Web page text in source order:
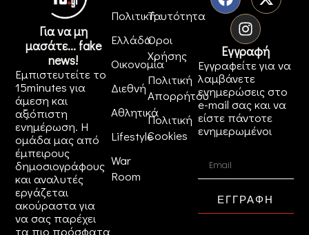
Για να μη
μασάτε... fake
news!
Εμπιστευτείτε το
15minutes για
άμεση και
αξιόπιστη
ενημέρωση. Η
ομάδα μας από
έμπειρους
δημοσιογράφους
και αναλυτές
εργάζεται
ακούραστα για
να σας παρέχει
τα πιο πρόσφατα
Πολιτική
Ελλάδα
Οικονομία
Διεθνή
Αθλητικά
Lifestyle
War
Room
Ταυτότητα
Όροι
Χρήσης
Πολιτική
Απορρήτου
Πολιτική
Cookies
Εγγραφή
Εγγραφείτε για να
λαμβάνετε
ενημερώσεις στο
e-mail σας και να
είστε πάντοτε
ενημερωμένοι
ΕΓΓΡΑΦΗ